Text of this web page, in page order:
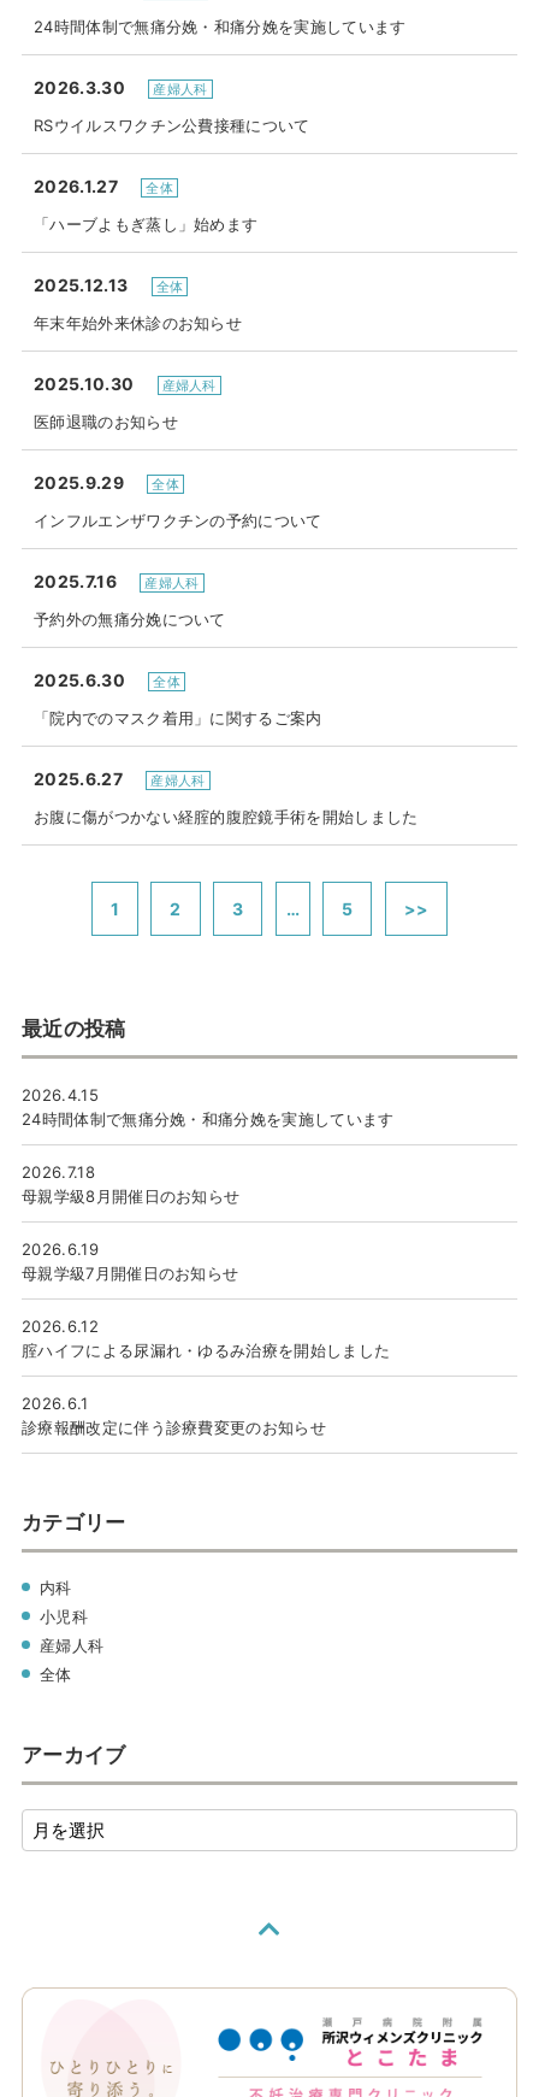
24時間体制で無痛分娩・和痛分娩を実施しています
2026.3.30 産婦人科
RSウイルスワクチン公費接種について
2026.1.27 全体
「ハーブよもぎ蒸し」始めます
2025.12.13 全体
年末年始外来休診のお知らせ
2025.10.30 産婦人科
医師退職のお知らせ
2025.9.29 全体
インフルエンザワクチンの予約について
2025.7.16 産婦人科
予約外の無痛分娩について
2025.6.30 全体
「院内でのマスク着用」に関するご案内
2025.6.27 産婦人科
お腹に傷がつかない経腟的腹腔鏡手術を開始しました
1 2 3 … 5 >>
最近の投稿
24時間体制で無痛分娩・和痛分娩を実施しています
2026.4.15
母親学級8月開催日のお知らせ
2026.7.18
母親学級7月開催日のお知らせ
2026.6.19
腟ハイフによる尿漏れ・ゆるみ治療を開始しました
2026.6.12
診療報酬改定に伴う診療費変更のお知らせ
2026.6.1
カテゴリー
内科
小児科
産婦人科
全体
アーカイブ